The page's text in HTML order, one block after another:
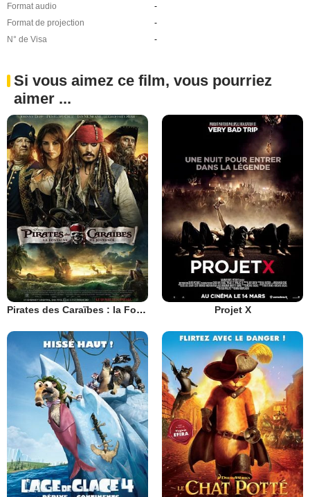
Format audio
-
Format de projection
-
N° de Visa
-
Si vous aimez ce film, vous pourriez
aimer ...
Pirates des Caraïbes : la Fontaine de Jouvence Projet X